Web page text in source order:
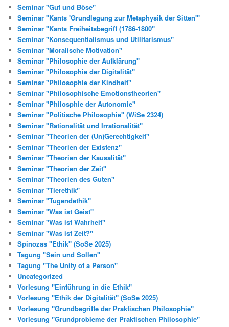
Seminar "Gut und Böse"
Seminar "Kants 'Grundlegung zur Metaphysik der Sitten'"
Seminar "Kants Freiheitsbegriff (1786-1800"
Seminar "Konsequentialismus und Utilitarismus"
Seminar "Moralische Motivation"
Seminar "Philosophie der Aufklärung"
Seminar "Philosophie der Digitalität"
Seminar "Philosophie der Kindheit"
Seminar "Philosophische Emotionstheorien"
Seminar "Philosphie der Autonomie"
Seminar "Politische Philosophie" (WiSe 2324)
Seminar "Rationalität und Irrationalität"
Seminar "Theorien der (Un)Gerechtigkeit"
Seminar "Theorien der Existenz"
Seminar "Theorien der Kausalität"
Seminar "Theorien der Zeit"
Seminar "Theorien des Guten"
Seminar "Tierethik"
Seminar "Tugendethik"
Seminar "Was ist Geist"
Seminar "Was ist Wahrheit"
Seminar "Was ist Zeit?"
Spinozas "Ethik" (SoSe 2025)
Tagung "Sein und Sollen"
Tagung "The Unity of a Person"
Uncategorized
Vorlesung "Einführung in die Ethik"
Vorlesung "Ethik der Digitalität" (SoSe 2025)
Vorlesung "Grundbegriffe der Praktischen Philosophie"
Vorlesung "Grundprobleme der Praktischen Philosophie"